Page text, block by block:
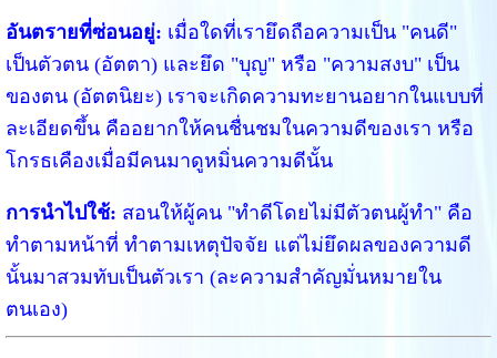
อันตรายที่ซ่อนอยู่: เมื่อใดที่เรายึดถือความเป็น "คนดี"
เป็นตัวตน (อัตตา) และยึด "บุญ" หรือ "ความสงบ" เป็น
ของตน (อัตตนิยะ) เราจะเกิดความทะยานอยากในแบบที่
ละเอียดขึ้น คืออยากให้คนชื่นชมในความดีของเรา หรือ
โกรธเคืองเมื่อมีคนมาดูหมิ่นความดีนั้น
การนำไปใช้: สอนให้ผู้คน "ทำดีโดยไม่มีตัวตนผู้ทำ" คือ
ทำตามหน้าที่ ทำตามเหตุปัจจัย แต่ไม่ยึดผลของความดี
นั้นมาสวมทับเป็นตัวเรา (ละความสำคัญมั่นหมายใน
ตนเอง)